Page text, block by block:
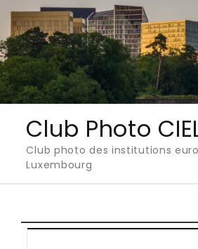
Skip
content
Club Photo
Club photo des institutions
Luxembourg